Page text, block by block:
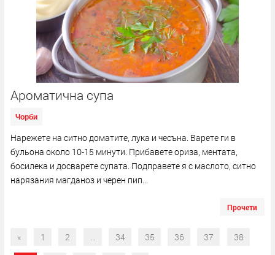
Ароматична супа
Чорби
Нарежете на ситно доматите, лука и чесъна. Варете ги в
бульона около 10-15 минути. Прибавете ориза, ментата,
босилека и досварете супата. Подправете я с маслото, ситно
нарязания магданоз и черен пип...
Прочети
« 1 2 ... 34 35 36 37 38